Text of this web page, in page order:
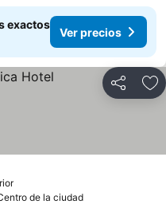
exactos
Ver precios
Compartir
Ver precios
de la ciudad